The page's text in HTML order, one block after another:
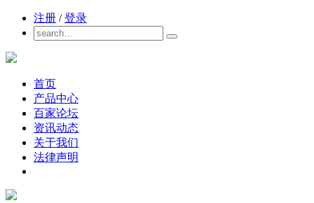
注册 / 登录
首页
产品中心
百家论坛
资讯动态
关于我们
法律声明